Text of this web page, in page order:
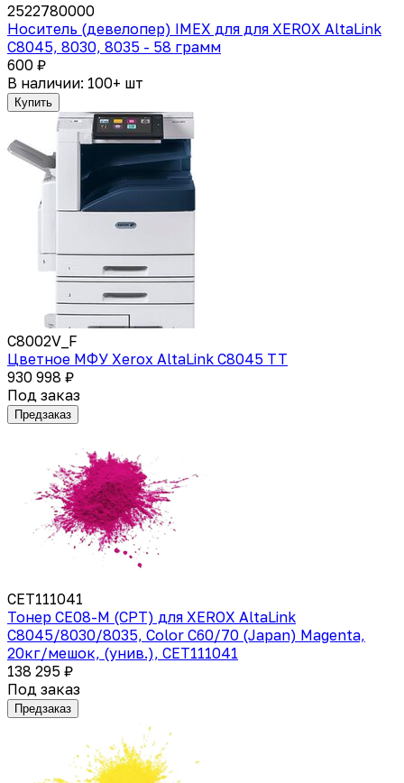
2522780000
Носитель (девелопер) IMEX для для XEROX AltaLink
C8045, 8030, 8035 - 58 грамм
600 ₽
В наличии: 100+ шт
Купить
C8002V_F
Цветное МФУ Xerox AltaLink C8045 TT
930 998 ₽
Под заказ
Предзаказ
CET111041
Тонер CE08-M (CPT) для XEROX AltaLink
C8045/8030/8035, Color C60/70 (Japan) Magenta,
20кг/мешок, (унив.), CET111041
138 295 ₽
Под заказ
Предзаказ